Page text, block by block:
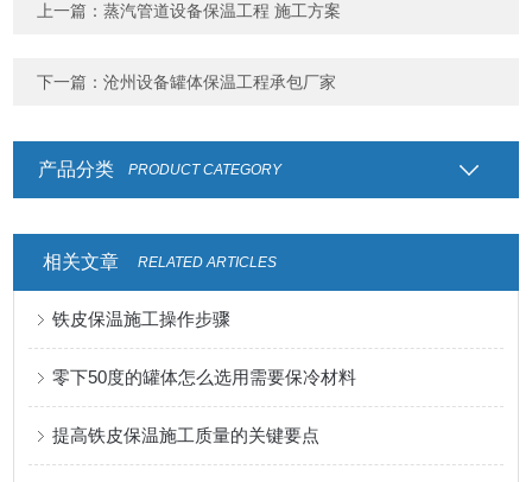
上一篇：蒸汽管道设备保温工程 施工方案
下一篇：沧州设备罐体保温工程承包厂家
产品分类 PRODUCT CATEGORY
相关文章 RELATED ARTICLES
铁皮保温施工操作步骤
零下50度的罐体怎么选用需要保冷材料
提高铁皮保温施工质量的关键要点